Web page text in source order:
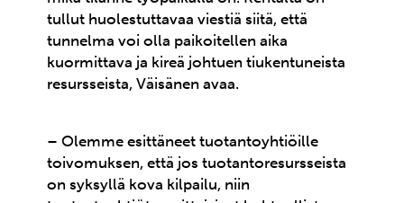
tullut huolestuttavaa viestiä siitä, että
tunnelma voi olla paikoitellen aika
kuormittava ja kireä johtuen tiukentuneista
resursseista, Väisänen avaa.
– Olemme esittäneet tuotantoyhtiöille
toivomuksen, että jos tuotantoresursseista
on syksyllä kova kilpailu, niin